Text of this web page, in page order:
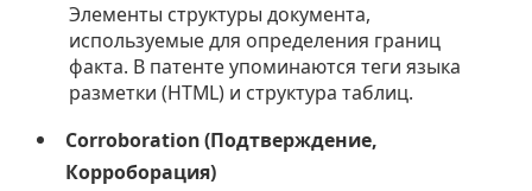
Элементы структуры документа,
используемые для определения границ
факта. В патенте упоминаются теги языка
разметки (HTML) и структура таблиц.
Corroboration (Подтверждение,
Корроборация)